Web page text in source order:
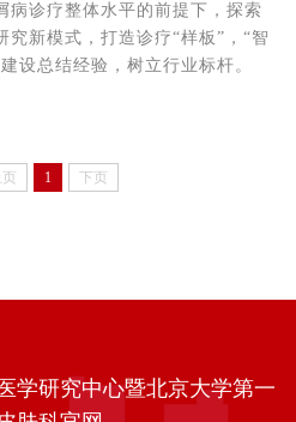
病诊疗整体水平的前提下，探索
新模式，打造诊疗“样板”，“智
设总结经验，树立行业标杆。
页 1 下页
学研究中心暨北京大学第一